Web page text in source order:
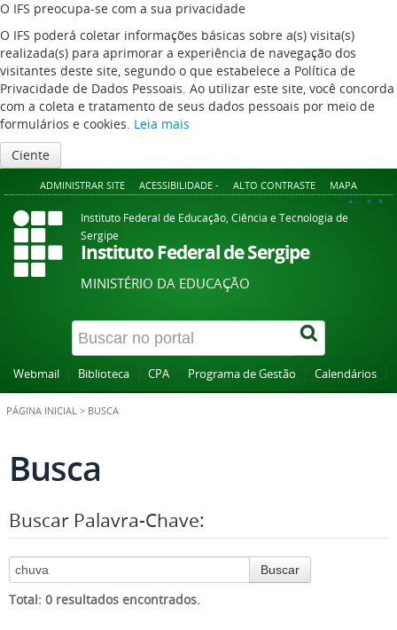
O IFS preocupa-se com a sua privacidade
O IFS poderá coletar informações básicas sobre a(s) visita(s)
realizada(s) para aprimorar a experiência de navegação dos
visitantes deste site, segundo o que estabelece a Política de
Privacidade de Dados Pessoais. Ao utilizar este site, você concorda
com a coleta e tratamento de seus dados pessoais por meio de
formulários e cookies. Leia mais
Ciente
ADMINISTRAR SITE ACESSIBILIDADE - ALTO CONTRASTE MAPA
A+ A A-
Instituto Federal de Educação, Ciência e Tecnologia de
Sergipe
Instituto Federal de Sergipe
MINISTÉRIO DA EDUCAÇÃO
Webmail Biblioteca CPA Programa de Gestão Calendários
PÁGINA INICIAL > BUSCA
Busca
Buscar Palavra-Chave:
Buscar
Total: 0 resultados encontrados.